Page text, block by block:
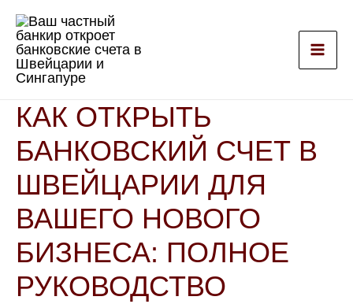
Перейти
содержимому
КАК ОТКРЫТЬ
БАНКОВСКИЙ СЧЕТ В
ШВЕЙЦАРИИ ДЛЯ
ВАШЕГО НОВОГО
БИЗНЕСА: ПОЛНОЕ
РУКОВОДСТВО